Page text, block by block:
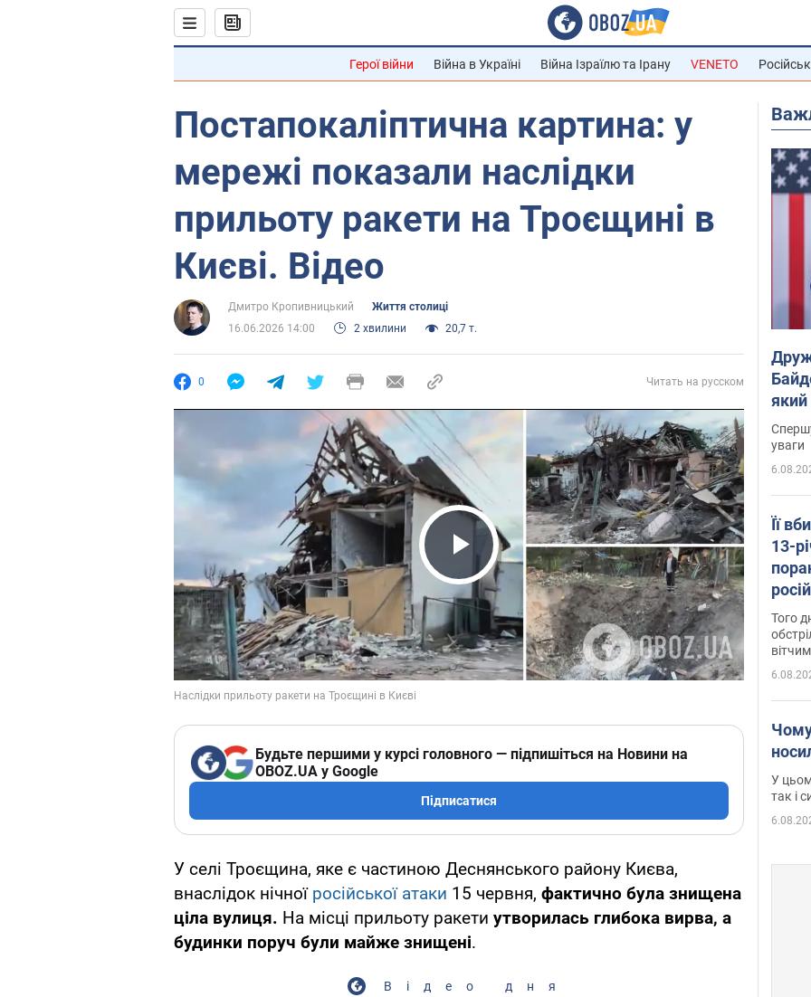
Герої війни Війна в Україні Війна Ізраїлю та Ірану VENETO
Постапокаліптична картина: у
мережі показали наслідки
прильоту ракети на Троєщині в
Києві. Відео
Дмитро Кропивницький
Життя столиці
16.06.2026 14:00
2 хвилини 20,7 т.
0 Читать на русском
Play Video
Будьте першими у курсі головного — підпишіться на Новини на
OBOZ.UA у Google
Підписатися
У селі Троєщина, яке є частиною Деснянського району Києва,
внаслідок нічної російської атаки 15 червня, фактично була знищена
ціла вулиця. На місці прильоту ракети утворилась глибока вирва, а
будинки поруч були майже знищені.
Відео дня
який
уваги
Її
13-
Того
У
так і